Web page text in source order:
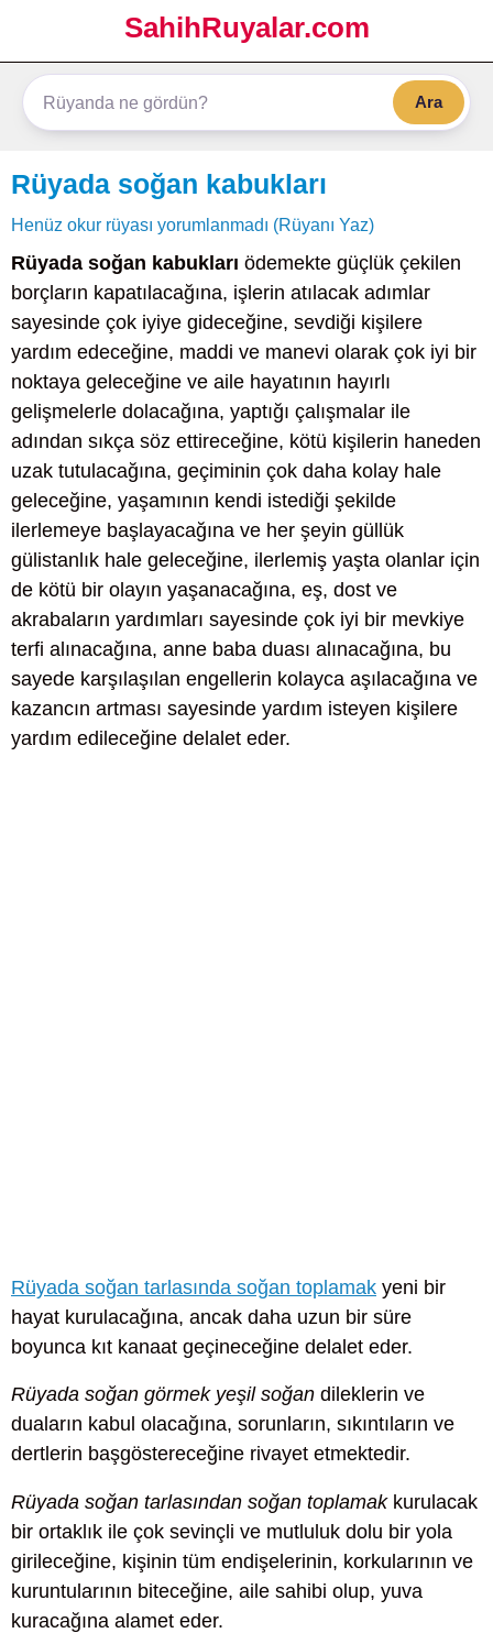
SahihRuyalar.com
Ara
Rüyada soğan kabukları
Henüz okur rüyası yorumlanmadı (Rüyanı Yaz)
Rüyada soğan kabukları ödemekte güçlük çekilen
borçların kapatılacağına, işlerin atılacak adımlar
sayesinde çok iyiye gideceğine, sevdiği kişilere
yardım edeceğine, maddi ve manevi olarak çok iyi bir
noktaya geleceğine ve aile hayatının hayırlı
gelişmelerle dolacağına, yaptığı çalışmalar ile
adından sıkça söz ettireceğine, kötü kişilerin haneden
uzak tutulacağına, geçiminin çok daha kolay hale
geleceğine, yaşamının kendi istediği şekilde
ilerlemeye başlayacağına ve her şeyin güllük
gülistanlık hale geleceğine, ilerlemiş yaşta olanlar için
de kötü bir olayın yaşanacağına, eş, dost ve
akrabaların yardımları sayesinde çok iyi bir mevkiye
terfi alınacağına, anne baba duası alınacağına, bu
sayede karşılaşılan engellerin kolayca aşılacağına ve
kazancın artması sayesinde yardım isteyen kişilere
yardım edileceğine delalet eder.
Rüyada soğan tarlasında soğan toplamak yeni bir
hayat kurulacağına, ancak daha uzun bir süre
boyunca kıt kanaat geçineceğine delalet eder.
Rüyada soğan görmek yeşil soğan dileklerin ve
duaların kabul olacağına, sorunların, sıkıntıların ve
dertlerin başgöstereceğine rivayet etmektedir.
Rüyada soğan tarlasından soğan toplamakkurulacak
bir ortaklık ile çok sevinçli ve mutluluk dolu bir yola
girileceğine, kişinin tüm endişelerinin, korkularının ve
kuruntularının biteceğine, aile sahibi olup, yuva
kuracağına alamet eder.